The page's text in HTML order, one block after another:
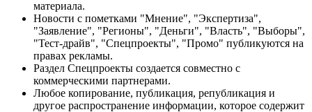
материала.
Новости с пометками "Мнение", "Экспертиза",
"Заявление", "Регионы", "Деньги", "Власть", "Выборы",
"Тест-драйв", "Спецпроекты", "Промо" публикуются на
правах рекламы.
Раздел Спецпроекты создается совместно с
коммерческими партнерами.
Любое копирование, публикация, републикация и
другое распространение информации, которое содержит